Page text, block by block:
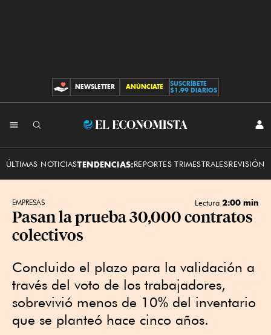
CONTRIBUCIONES
NEWSLETTER ANÚNCIATE
SUSCRÍBETE
$1.99 DIARIOS
El
ÚLTIMAS NOTICIASTENDENCIAS:REPORTES TRIMESTRALESREVISIÓN
EMPRESAS Lectura 2:00 min
Pasan la prueba 30,000 contratos
colectivos
Concluido el plazo para la validación a
través del voto de los trabajadores,
sobrevivió menos de 10% del inventario
que se planteó hace cinco años.